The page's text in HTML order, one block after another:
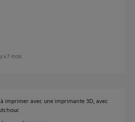
a 7 mois
imprimer avec une imprimante 3D, avec